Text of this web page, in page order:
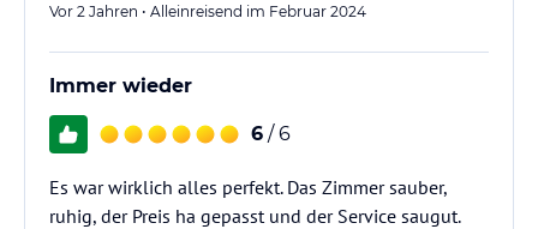
Vor 2 Jahren • Alleinreisend im Februar 2024
Immer wieder
6 / 6
Es war wirklich alles perfekt. Das Zimmer sauber,
ruhig, der Preis ha gepasst und der Service saugut.